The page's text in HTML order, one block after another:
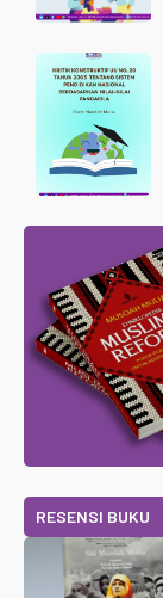
RESENSI BUKU